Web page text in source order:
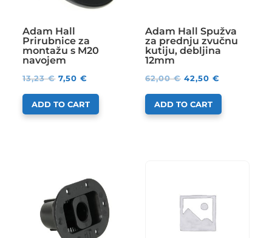
Adam Hall
Prirubnice za
montažu s M20
navojem
13,23€ 7,50€
ADD TO CART
Adam Hall Spužva
za prednju zvučnu
kutiju, debljina
12mm
62,00€ 42,50 €
ADD TO CART